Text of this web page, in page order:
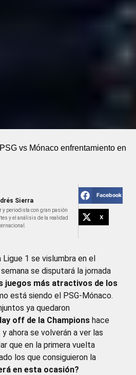
vs Mónaco enfrentamiento en
Sierra
y periodista con gran pasión
y el análisis de la realidad
Facebook
X
Ligue 1 se vislumbra en el
se disputará la jornada
juegos más atractivos de los
está siendo el PSG-Mónaco.
ya quedaron
off de la Champions hace
ahora se volverán a ver las
que en la primera vuelta
los que consiguieron la
en esta ocasión?